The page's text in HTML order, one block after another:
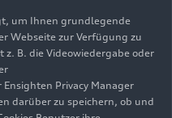
um Ihnen grundlegende
Webseite zur Verfügung zu
B. die Videowiedergabe oder
Privacy Manager
darüber zu speichern, ob und